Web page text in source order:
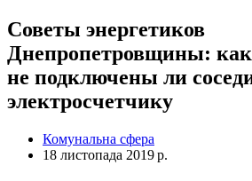
Советы энергетиков
Днепропетровщины: как
не подключены ли
электросчетчику
Комунальна сфера
18 листопада 2019 р.